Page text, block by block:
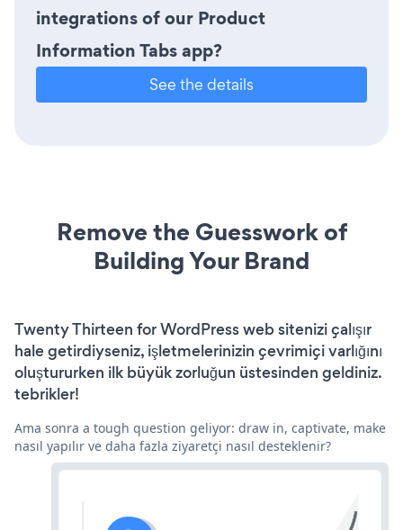
integrations of our Product
Information Tabs app?
See the details
Remove the Guesswork of
Building Your Brand
Twenty Thirteen for WordPress web sitenizi çalışır
hale getirdiyseniz, işletmelerinizin çevrimiçi varlığını
oluştururken ilk büyük zorluğun üstesinden geldiniz.
tebrikler!
Ama sonra a tough question geliyor: draw in, captivate, make
nasıl yapılır ve daha fazla ziyaretçi nasıl desteklenir?